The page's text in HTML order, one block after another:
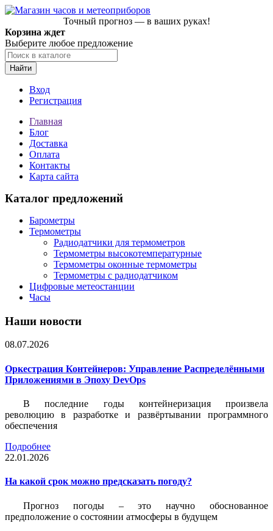
Точный прогноз — в ваших руках!
Корзина ждет
Выберите любое предложение
Найти
Вход
Регистрация
Главная
Блог
Доставка
Оплата
Контакты
Карта сайта
Каталог предложений
Барометры
Термометры
Радиодатчики для термометров
Термометры высокотемпературные
Термометры оконные термометры
Термометры с радиодатчиком
Цифровые метеостанции
Часы
Наши новости
08.07.2026
Оркестрация Контейнеров: Управление Распределёнными
Приложениями в Эпоху DevOps
В последние годы контейнеризация произвела
революцию в разработке и развёртывании программного
обеспечения
Подробнее
22.01.2026
На какой срок можно предсказать погоду?
Прогноз погоды – это научно обоснованное
предположение о состоянии атмосферы в будущем